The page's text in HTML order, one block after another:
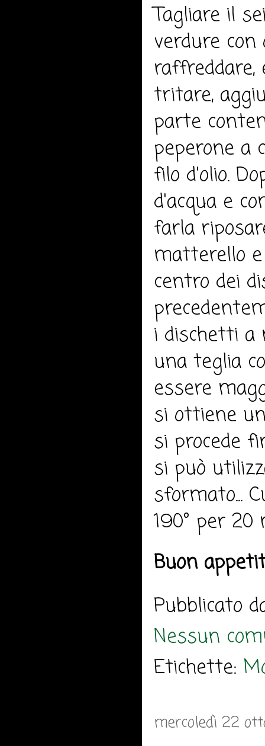
Tagliare il
verdure con
raffreddare,
tritare,
parte
peperone a
filo d'olio.
d'acqua e
farla
matterello
centro dei
i dischetti a
una teglia
essere
si ottiene
si procede
si può
sformato...
190° per 20
Buon
Pubblicato
Nessun
Etichette:
mercoledì 22